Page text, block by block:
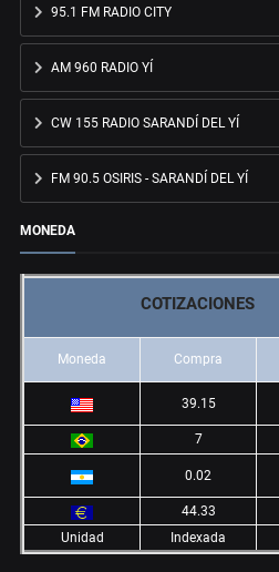
95.1 FM RADIO CITY
AM 960 RADIO YÍ
CW 155 RADIO SARANDÍ DEL YÍ
FM 90.5 OSIRIS - SARANDÍ DEL YÍ
MONEDA
COTIZACIONES
Moneda Compra
39.15
7
0.02
44.33
Unidad
Indexada